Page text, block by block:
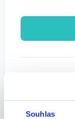
Souhlas
• Rozšiřte